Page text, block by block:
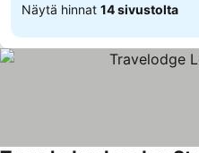
Näytä hinnat 14 sivustolta